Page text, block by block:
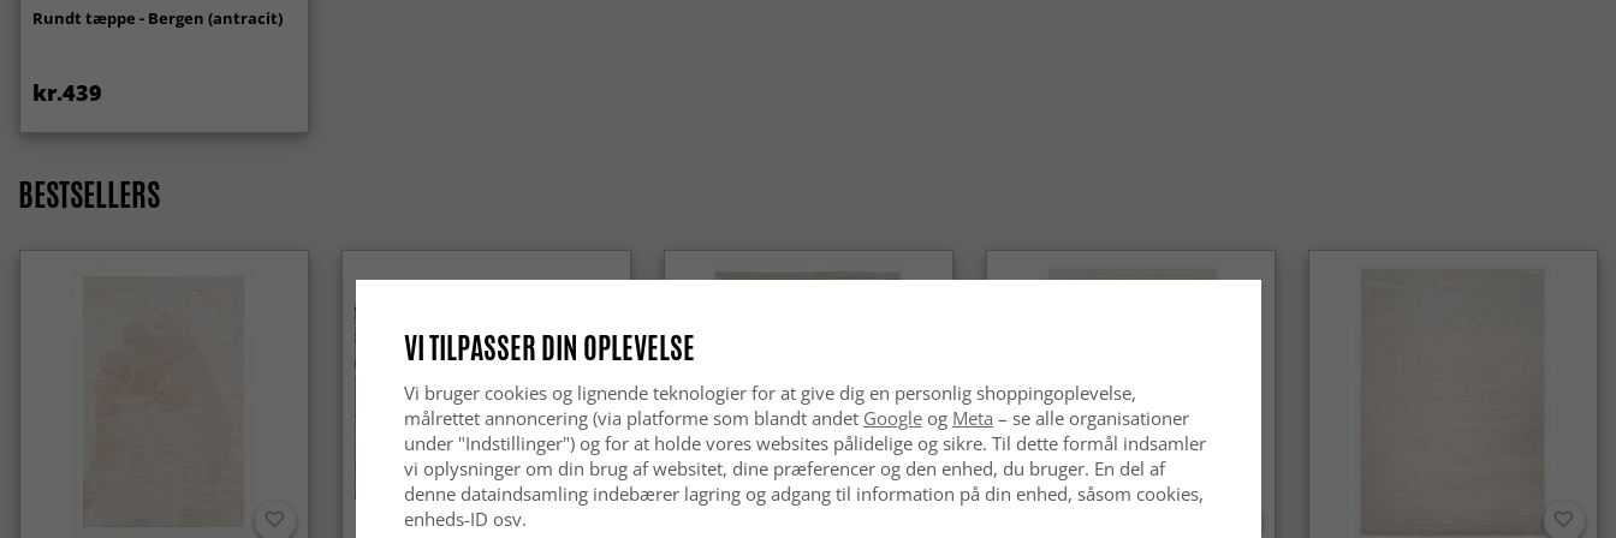
Rundt tæppe - Bergen (antracit)
kr.439
BESTSELLERS
VI TILPASSER DIN OPLEVELSE
Vi bruger cookies og lignende teknologier for at give dig en personlig shoppingoplevelse,
målrettet annoncering (via platforme som blandt andet Googleog Meta – se alle organisationer
under "Indstillinger") og for at holde vores websites pålidelige og sikre. Til dette formål indsamler
vi oplysninger om din brug af websitet, dine præferencer og den enhed, du bruger. En del af
denne dataindsamling indebærer lagring og adgang til information på din enhed, såsom cookies,
enheds-ID osv.